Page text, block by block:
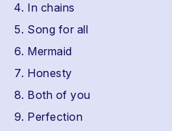
In chains
Song for all
Mermaid
Honesty
Both of you
Perfection